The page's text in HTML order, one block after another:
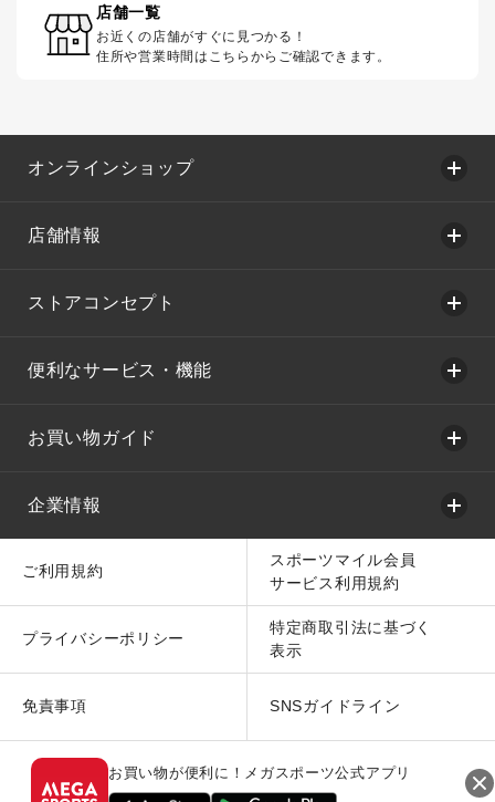
店舗一覧
お近くの店舗がすぐに見つかる！
住所や営業時間はこちらからご確認できます。
オンラインショップ
店舗情報
ストアコンセプト
便利なサービス・機能
お買い物ガイド
企業情報
ご利用規約
スポーツマイル会員
サービス利用規約
プライバシーポリシー
特定商取引法に基づく
表示
免責事項 SNSガイドライン
お買い物が便利に！メガスポーツ公式アプリ